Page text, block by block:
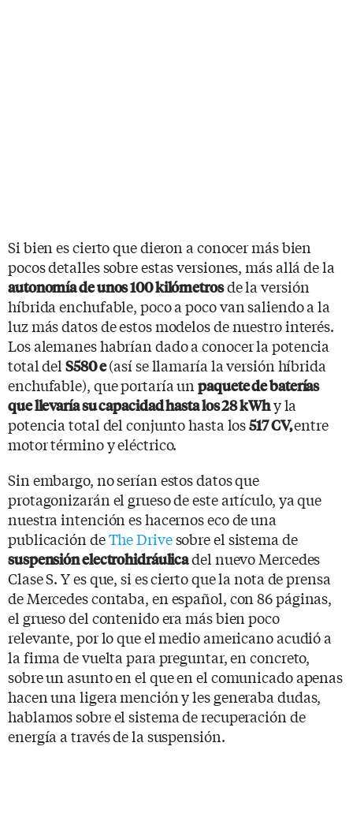
Si bien es cierto que dieron a conocer más bien
pocos detalles sobre estas versiones, más allá de la
autonomía de unos 100 kilómetrosde la versión
híbrida enchufable, poco a poco van saliendo a la
luz más datos de estos modelos de nuestro interés.
Los alemanes habrían dado a conocer la potencia
total delS580 e(así se llamaría la versión híbrida
enchufable), que portaría unpaquete de baterías
que llevaría su capacidad hasta los 28 kWhy la
potencia total del conjunto hasta los517 CV,entre
motor término y eléctrico.
Sin embargo, no serían estos datos que
protagonizarán el grueso de este artículo, ya que
nuestra intención es hacernos eco de una
publicación deThe Drivesobre el sistema de
suspensión electrohidráulicadel nuevo Mercedes
Clase S. Y es que, si es cierto que la nota de prensa
de Mercedes contaba, en español, con 86 páginas,
el grueso del contenido era más bien poco
relevante, por lo que el medio americano acudió a
la firma de vuelta para preguntar, en concreto,
sobre un asunto en el que en el comunicado apenas
hacen una ligera mención y les generaba dudas,
hablamos sobre el sistema de recuperación de
energía a través de la suspensión.